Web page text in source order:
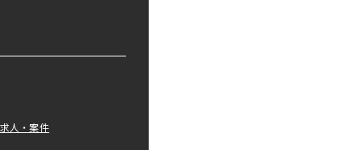
人・案件